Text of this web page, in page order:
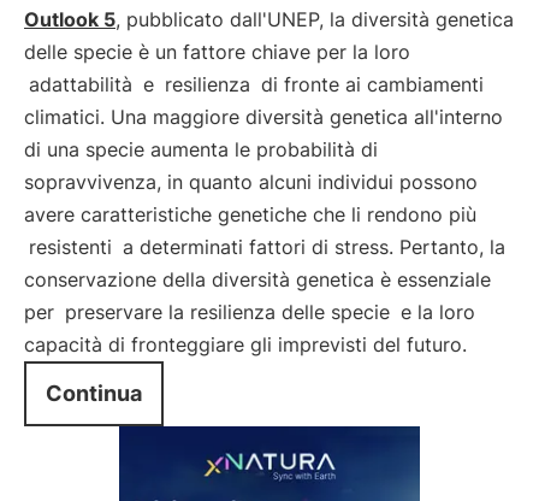
Outlook 5, pubblicato dall'UNEP, la diversità genetica
delle specie è un fattore chiave per la loro
adattabilità e resilienza di fronte ai cambiamenti
climatici. Una maggiore diversità genetica all'interno
di una specie aumenta le probabilità di
sopravvivenza, in quanto alcuni individui possono
avere caratteristiche genetiche che li rendono più
resistenti a determinati fattori di stress. Pertanto, la
conservazione della diversità genetica è essenziale
per preservare la resilienza delle specie e la loro
capacità di fronteggiare gli imprevisti del futuro.
Continua